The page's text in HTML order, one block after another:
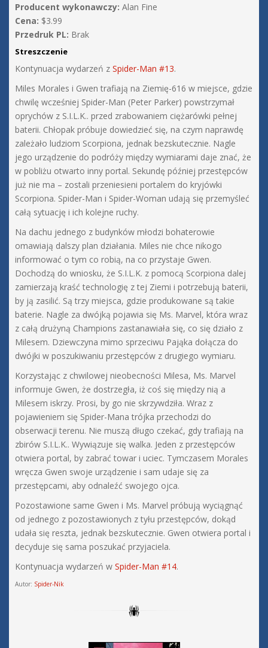
Producent wykonawczy: Alan Fine
Cena: $3.99
Przedruk PL: Brak
Streszczenie
Kontynuacja wydarzeń z Spider-Man #13.
Miles Morales i Gwen trafiają na Ziemię-616 w miejsce, gdzie
chwilę wcześniej Spider-Man (Peter Parker) powstrzymał
oprychów z S.I.L.K.. przed zrabowaniem ciężarówki pełnej
baterii. Chłopak próbuje dowiedzieć się, na czym naprawdę
zależało ludziom Scorpiona, jednak bezskutecznie. Nagle
jego urządzenie do podróży między wymiarami daje znać, że
w pobliżu otwarto inny portal. Sekundę później przestępców
już nie ma – zostali przeniesieni portalem do kryjówki
Scorpiona. Spider-Man i Spider-Woman udają się przemyśleć
całą sytuację i ich kolejne ruchy.
Na dachu jednego z budynków młodzi bohaterowie
omawiają dalszy plan działania. Miles nie chce nikogo
informować o tym co robią, na co przystaje Gwen.
Dochodzą do wniosku, że S.I.L.K. z pomocą Scorpiona dalej
zamierzają kraść technologię z tej Ziemi i potrzebują baterii,
by ją zasilić. Są trzy miejsca, gdzie produkowane są takie
baterie. Nagle za dwójką pojawia się Ms. Marvel, która wraz
z całą drużyną Champions zastanawiała się, co się działo z
Milesem. Dziewczyna mimo sprzeciwu Pająka dołącza do
dwójki w poszukiwaniu przestępców z drugiego wymiaru.
Korzystając z chwilowej nieobecności Milesa, Ms. Marvel
informuje Gwen, że dostrzegła, iż coś się między nią a
Milesem iskrzy. Prosi, by go nie skrzywdziła. Wraz z
pojawieniem się Spider-Mana trójka przechodzi do
obserwacji terenu. Nie muszą długo czekać, gdy trafiają na
zbirów S.I.L.K.. Wywiązuje się walka. Jeden z przestępców
otwiera portal, by zabrać towar i uciec. Tymczasem Morales
wręcza Gwen swoje urządzenie i sam udaje się za
przestępcami, aby odnaleźć swojego ojca.
Pozostawione same Gwen i Ms. Marvel próbują wyciągnąć
od jednego z pozostawionych z tyłu przestępców, dokąd
udała się reszta, jednak bezskutecznie. Gwen otwiera portal i
decyduje się sama poszukać przyjaciela.
Kontynuacja wydarzeń w Spider-Man #14.
Autor: Spider-Nik